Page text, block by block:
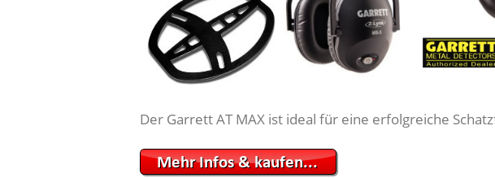
Der Garrett AT MAX ist ideal für eine erfolgreiche